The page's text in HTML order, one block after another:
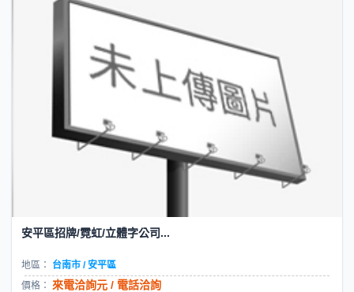
安平區招牌/霓虹/立體字公司...
地區：
台南市 / 安平區
價格： 來電洽詢元 / 電話洽詢